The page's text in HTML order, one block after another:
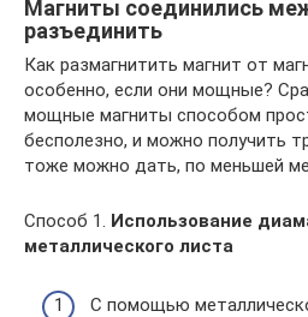
Магниты соединились
разъединить
Как размагнитить магнит от
особенно, если они мощные?
мощные магниты способом
бесполезно, и можно получить
тоже можно дать, по меньшей
Способ 1. Использование
металлического листа
С помощью